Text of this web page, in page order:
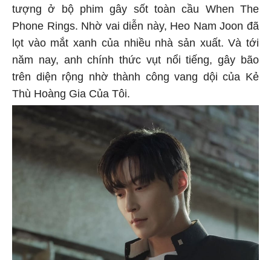
tượng ở bộ phim gây sốt toàn cầu When The
Phone Rings. Nhờ vai diễn này, Heo Nam Joon đã
lọt vào mắt xanh của nhiều nhà sản xuất. Và tới
năm nay, anh chính thức vụt nổi tiếng, gây bão
trên diện rộng nhờ thành công vang dội của Kẻ
Thù Hoàng Gia Của Tôi.